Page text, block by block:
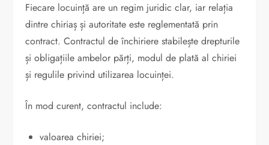
Fiecare locuință are un regim juridic clar, iar relația
dintre chiriaș și autoritate este reglementată prin
contract. Contractul de închiriere stabilește drepturile
și obligațiile ambelor părți, modul de plată al chiriei
și regulile privind utilizarea locuinței.
În mod curent, contractul include:
valoarea chiriei;